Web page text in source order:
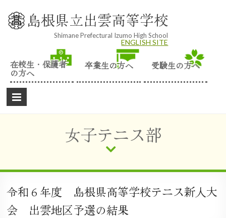
content 島根県立出雲高等学校
Shimane Prefectural Izumo High School
ENGLISH SITE
在校生・保護者
の方へ
卒業生の方へ 受験生の方へ
女子テニス部
令和６年度 島根県高等学校テニス新人大
会 出雲地区予選の結果